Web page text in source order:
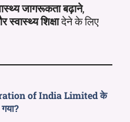
जागरूकता बढ़ाने,
स्वास्थ्य शिक्षादेने के लिए
of India Limited के